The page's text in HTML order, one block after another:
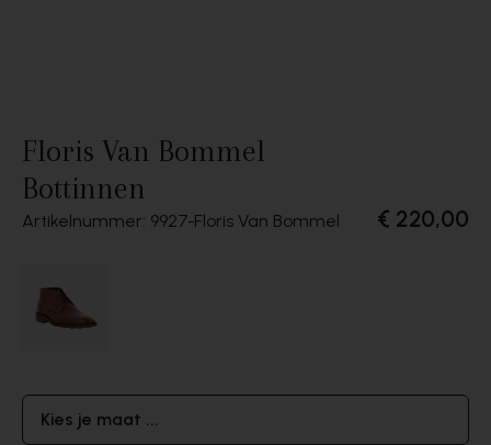
Floris Van Bommel
Bottinnen
Artikelnummer: 9927 Floris Van Bommel € 220,00
Kies je maat ...